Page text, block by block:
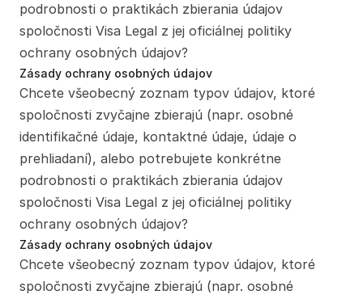
podrobnosti o praktikách zbierania údajov
spoločnosti Visa Legal z jej oficiálnej politiky
ochrany osobných údajov?
Zásady ochrany osobných údajov
Chcete všeobecný zoznam typov údajov, ktoré
spoločnosti zvyčajne zbierajú (napr. osobné
identifikačné údaje, kontaktné údaje, údaje o
prehliadaní), alebo potrebujete konkrétne
podrobnosti o praktikách zbierania údajov
spoločnosti Visa Legal z jej oficiálnej politiky
ochrany osobných údajov?
Zásady ochrany osobných údajov
Chcete všeobecný zoznam typov údajov, ktoré
spoločnosti zvyčajne zbierajú (napr. osobné